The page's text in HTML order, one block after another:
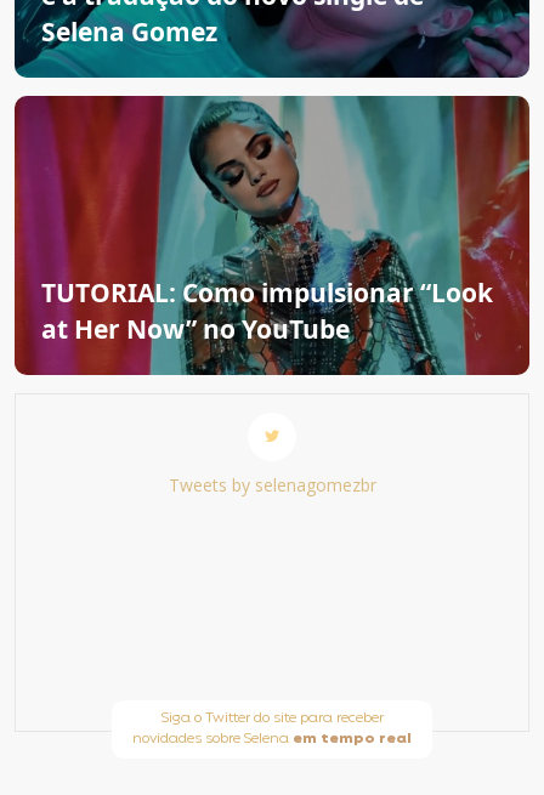
Selena Gomez
TUTORIAL: Como impulsionar “Look
at Her Now” no YouTube
Tweets by selenagomezbr
Siga o Twitter do site para receber
novidades sobre Selena em tempo real